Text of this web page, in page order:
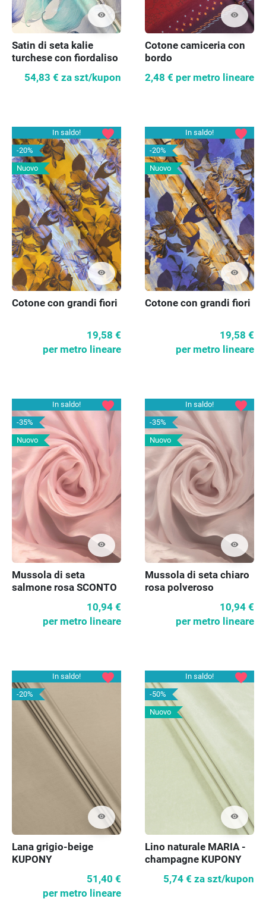
visibility
Satin di seta kalie
turchese con fiordaliso
54,83 € za szt/kupon
visibility
Cotone camiceria con
bordo
2,48 € per metro lineare
In saldo!
-20%
Nuovo
visibility
favorite
Cotone con grandi fiori
19,58 €
per metro lineare
In saldo!
-20%
Nuovo
visibility
favorite
Cotone con grandi fiori
19,58 €
per metro lineare
In saldo!
-35%
Nuovo
visibility
favorite
Mussola di seta
salmone rosa SCONTO
10,94 €
per metro lineare
In saldo!
-35%
Nuovo
visibility
favorite
Mussola di seta chiaro
rosa polveroso
10,94 €
per metro lineare
In saldo!
-20%
visibility
favorite
Lana grigio-beige
KUPONY
51,40 €
per metro lineare
In saldo!
-50%
Nuovo
visibility
favorite
Lino naturale MARIA -
champagne KUPONY
5,74 € za szt/kupon